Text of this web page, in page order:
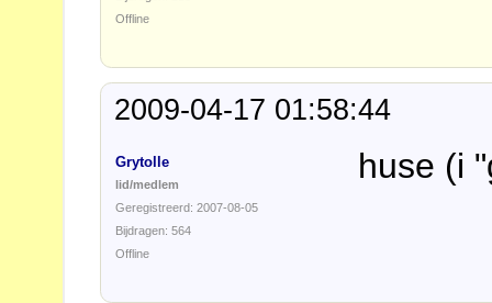
Offline
2009-04-17 01:58:44
Grytolle
lid/medlem
Geregistreerd: 2007-08-05
Bijdragen: 564
huse (i
Offline